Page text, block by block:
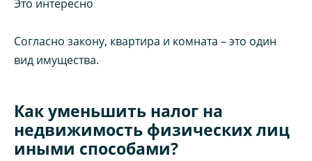
Это интересно
Согласно закону, квартира и комната – это один
вид имущества.
Как уменьшить налог на
недвижимость физических лиц
иными способами?